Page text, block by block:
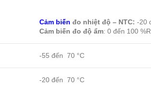
Cảm biến đo nhiệt độ – NTC: -20
Cảm biến đo độ ẩm: 0 đến 100
-55 đến 70 °C
-20 đến 70 °C